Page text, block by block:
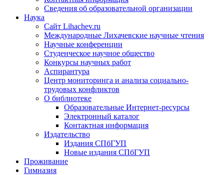
Сведения об образовательной организации
Наука
Сайт Lihachev.ru
Международные Лихачевские научные чтения
Научные конференции
Студенческое научное общество
Конкурсы научных работ
Аспирантура
Центр мониторинга и анализа социально-
трудовых конфликтов
О библиотеке
Образовательные Интернет-ресурсы
Электронный каталог
Контактная информация
Издательство
Издания СПбГУП
Новые издания СПбГУП
Проживание
Гимназия